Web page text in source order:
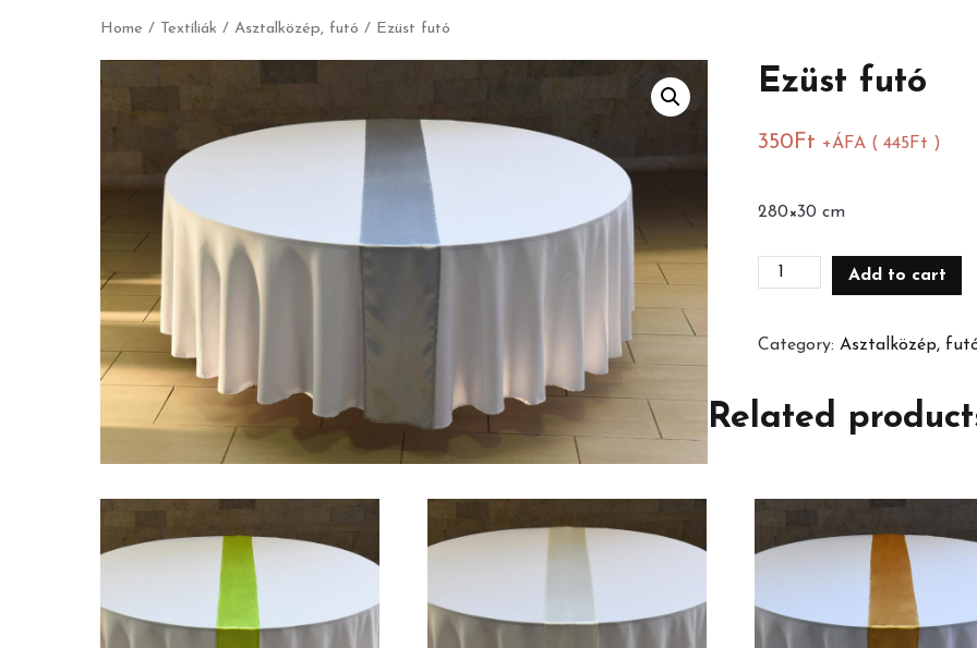
Home / Textíliák / Asztalközép, futó / Ezüst futó
Ezüst futó
350 Ft +ÁFA (445 Ft )
280×30 cm
Ezüst
Add to cart
Category:Asztalközép,
Related